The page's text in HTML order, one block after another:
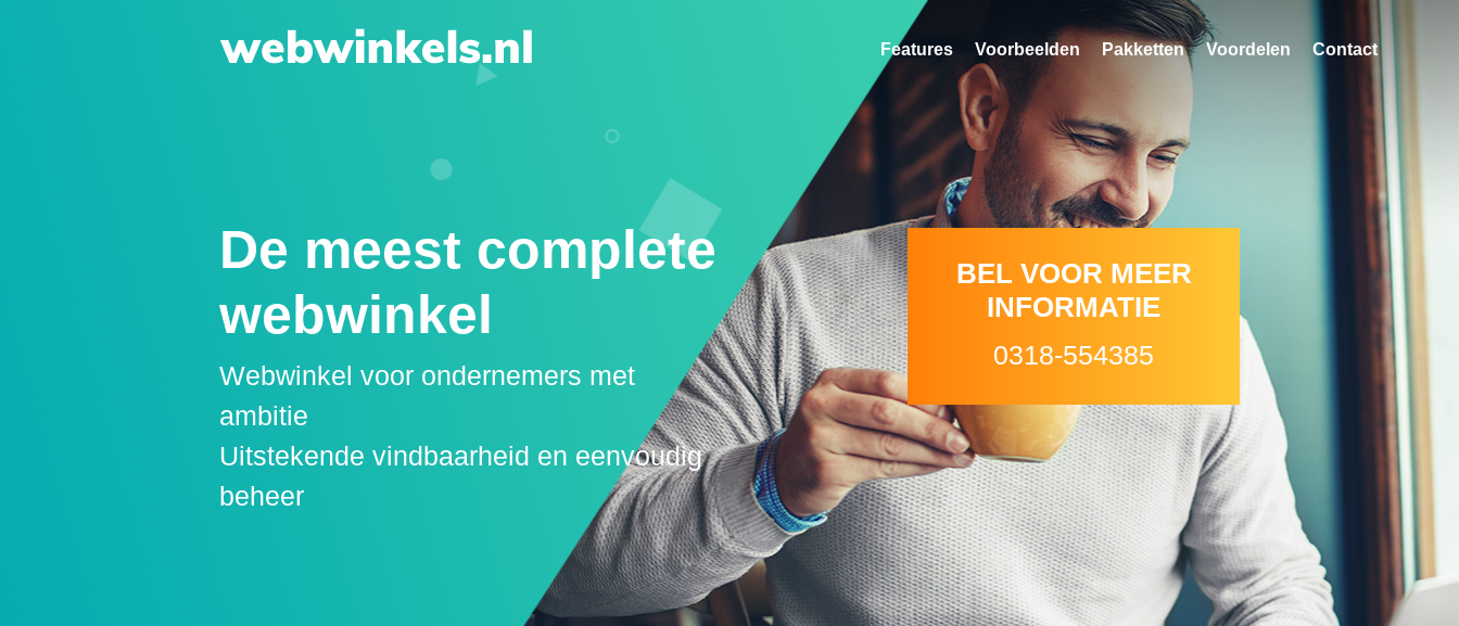
Features Voorbeelden Pakketten Voordelen Contact
De meest complete
webwinkel
Webwinkel voor ondernemers met
ambitie
Uitstekende vindbaarheid en eenvoudig
beheer
BEL VOOR MEER
INFORMATIE
0318-554385